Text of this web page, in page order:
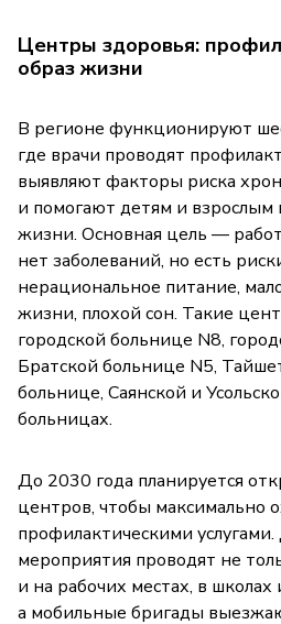
Центры здоровья:
образ жизни
В регионе функционируют
где врачи проводят
выявляют факторы риска
и помогают детям и взрослым
жизни. Основная цель —
нет заболеваний, но есть
нерациональное питание,
жизни, плохой сон. Такие
городской больнице N8,
Братской больнице N5,
больнице, Саянской и
больницах.
До 2030 года планируется
центров, чтобы максимально
профилактическими
мероприятия проводят не
и на рабочих местах, в
а мобильные бригады